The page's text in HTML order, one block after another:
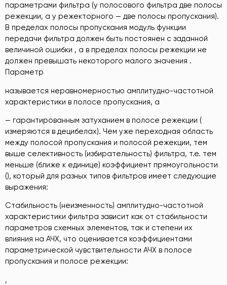
параметрами фильтра (у полосового фильтра две полосы
режекции, а у режекторного — две полосы пропускания).
В пределах полосы пропускания модуль функции
передачи фильтра должен быть постоянен с заданной
величиной ошибки , а в пределах полосы режекции не
должен превышать некоторого малого значения .
Параметр
называется неравномерностью амплитудно-частотной
характеристики в полосе пропускания, а
— гарантированным затуханием в полосе режекции (
измеряются в децибелах). Чем уже переходная область
между полосой пропускания и полосой режекции, тем
выше селективность (избирательность) фильтра, т.е. тем
меньше (ближе к единице) коэффициент прямоугольности
(), который для разных типов фильтров имеет следующие
выражения:
Стабильность (неизменность) амплитудно-частотной
характеристики фильтра зависит как от стабильности
параметров схемных элементов, так и степени их
влияния на АЧХ, что оценивается коэффициентами
параметрической чувствительности АЧХ в полосе
пропускания и полосе режекции:
,